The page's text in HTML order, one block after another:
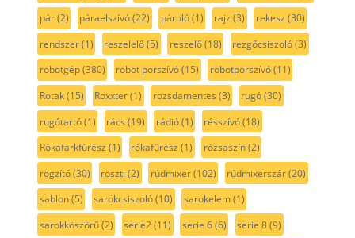
pár(2) páraelszívó(22) pároló(1) rajz (3) rekesz (30)
rendszer(1) reszelelő(5) reszelő(18) rezgőcsiszoló(3)
robotgép(380) robot porszívó(15) robotporszívó(11)
Rotak(15) Roxxter(1) rozsdamentes (3) rugó(30)
rugótartó(1) rács (19) rádió(1) résszívó(18)
Rókafarkfűrész (1) rókafűrész (1) rózsaszín(2)
rögzítő(30) röszti (2) rúdmixer(102) rúdmixerszár(20)
sablon(5) sarokcsiszoló(10) sarokelem(1)
sarokköszörű(2) serie2(11) serie 6(6) serie 8(9)